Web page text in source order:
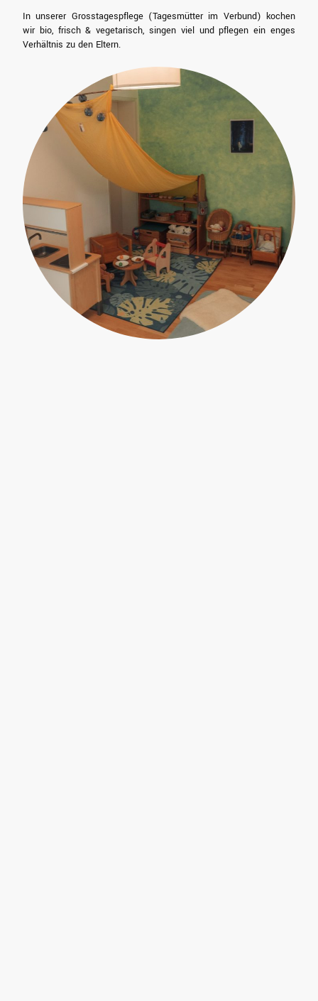
In unserer Grosstagespflege (Tagesmütter im Verbund) kochen
wir bio, frisch & vegetarisch, singen viel und pflegen ein enges
Verhältnis zu den Eltern.